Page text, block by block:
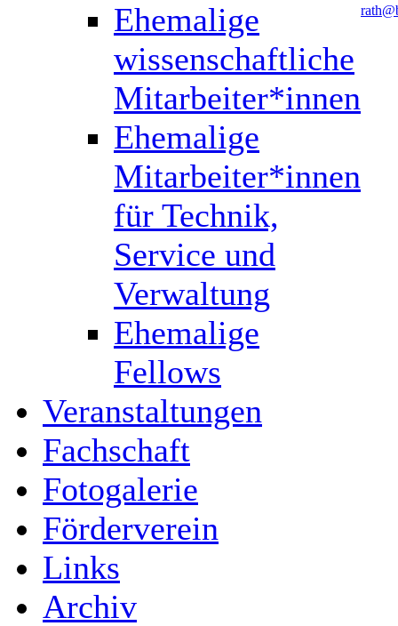
Ehemalige
wissenschaftliche
Mitarbeiter*innen
Ehemalige
Mitarbeiter*innen
für Technik,
Service und
Verwaltung
Ehemalige
Fellows
Veranstaltungen
Fachschaft
Fotogalerie
Förderverein
Links
Archiv